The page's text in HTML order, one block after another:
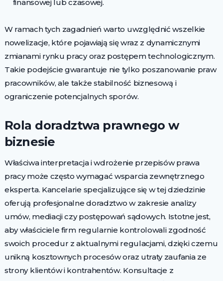
finansowej lub czasowej.
W ramach tych zagadnień warto uwzględnić wszelkie
nowelizacje, które pojawiają się wraz z dynamicznymi
zmianami rynku pracy oraz postępem technologicznym.
Takie podejście gwarantuje nie tylko poszanowanie praw
pracowników, ale także stabilność biznesową i
ograniczenie potencjalnych sporów.
Rola doradztwa prawnego w
biznesie
Właściwa interpretacja i wdrożenie przepisów prawa
pracy może często wymagać wsparcia zewnętrznego
eksperta. Kancelarie specjalizujące się w tej dziedzinie
oferują profesjonalne doradztwo w zakresie analizy
umów, mediacji czy postępowań sądowych. Istotne jest,
aby właściciele firm regularnie kontrolowali zgodność
swoich procedur z aktualnymi regulacjami, dzięki czemu
unikną kosztownych procesów oraz utraty zaufania ze
strony klientów i kontrahentów. Konsultacje z